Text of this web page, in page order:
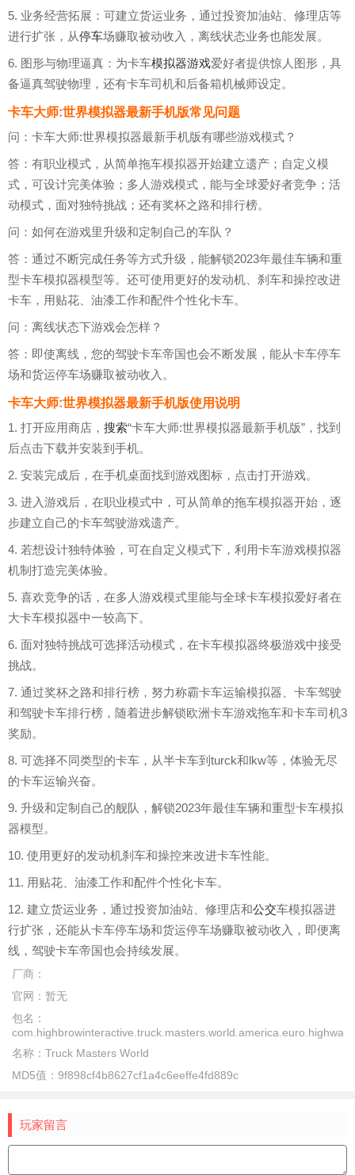
5. 业务经营拓展：可建立货运业务，通过投资加油站、修理店等
进行扩张，从停车场赚取被动收入，离线状态业务也能发展。
6. 图形与物理逼真：为卡车模拟器游戏爱好者提供惊人图形，具
备逼真驾驶物理，还有卡车司机和后备箱机械师设定。
卡车大师:世界模拟器最新手机版常见问题
问：卡车大师:世界模拟器最新手机版有哪些游戏模式？
答：有职业模式，从简单拖车模拟器开始建立遗产；自定义模
式，可设计完美体验；多人游戏模式，能与全球爱好者竞争；活
动模式，面对独特挑战；还有奖杯之路和排行榜。
问：如何在游戏里升级和定制自己的车队？
答：通过不断完成任务等方式升级，能解锁2023年最佳车辆和重
型卡车模拟器模型等。还可使用更好的发动机、刹车和操控改进
卡车，用贴花、油漆工作和配件个性化卡车。
问：离线状态下游戏会怎样？
答：即使离线，您的驾驶卡车帝国也会不断发展，能从卡车停车
场和货运停车场赚取被动收入。
卡车大师:世界模拟器最新手机版使用说明
1. 打开应用商店， 搜索“卡车大师:世界模拟器最新手机版”，找到
后点击下载并安装到手机。
2. 安装完成后，在手机桌面找到游戏图标，点击打开游戏。
3. 进入游戏后，在职业模式中，可从简单的拖车模拟器开始，逐
步建立自己的卡车驾驶游戏遗产。
4. 若想设计独特体验，可在自定义模式下，利用卡车游戏模拟器
机制打造完美体验。
5. 喜欢竞争的话，在多人游戏模式里能与全球卡车模拟爱好者在
大卡车模拟器中一较高下。
6. 面对独特挑战可选择活动模式，在卡车模拟器终极游戏中接受
挑战。
7. 通过奖杯之路和排行榜，努力称霸卡车运输模拟器、卡车驾驶
和驾驶卡车排行榜，随着进步解锁欧洲卡车游戏拖车和卡车司机3
奖励。
8. 可选择不同类型的卡车，从半卡车到turck和lkw等，体验无尽
的卡车运输兴奋。
9. 升级和定制自己的舰队，解锁2023年最佳车辆和重型卡车模拟
器模型。
10. 使用更好的发动机刹车和操控来改进卡车性能。
11. 用贴花、油漆工作和配件个性化卡车。
12. 建立货运业务，通过投资加油站、修理店和公交车模拟器进
行扩张，还能从卡车停车场和货运停车场赚取被动收入，即便离
线，驾驶卡车帝国也会持续发展。
厂商：
官网： 暂无
包名：
名称： Truck Masters World
MD5值： 9f898cf4b8627cf1a4c6eeffe4fd889c
玩家留言